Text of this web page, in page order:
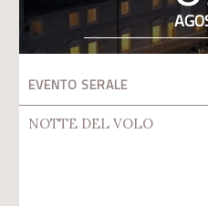
EVENTO SERALE
NOTTE DEL VOLO